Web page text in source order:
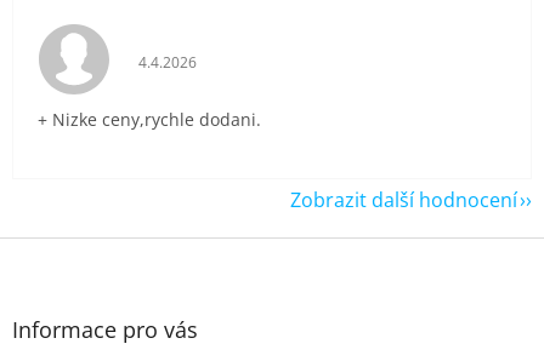
Hodnocení obchodu je 5 z 5 hvězdiček.
4.4.2026
+ Nizke ceny,rychle dodani.
Zobrazit další hodnocení
Z
Informace pro vás